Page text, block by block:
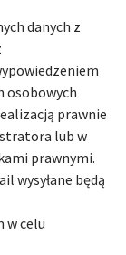
danych z
osobowych
prawnie
lub w
prawnymi.
wysyłane będą
w celu